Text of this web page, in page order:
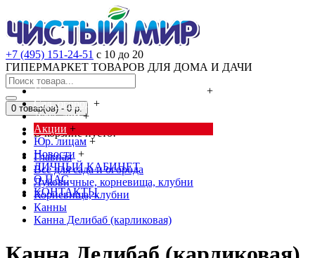
+7 (495) 151-24-51 с 10 до 20
ГИПЕРМАРКЕТ ТОВАРОВ ДЛЯ ДОМА И ДАЧИ
Cредства от насекомых и грызунов
+
Сад, огород +
Дача, дом +
Акции +
Юр. лицам +
Новости +
ЛИЧНЫЙ КАБИНЕТ
О НАС
КОНТАКТЫ
0 товар(ов) - 0 р.
В корзине пусто!
Главная
Всё для сада и огорода
Луковичные, корневища, клубни
Корневища, клубни
Канны
Канна Делибаб (карликовая)